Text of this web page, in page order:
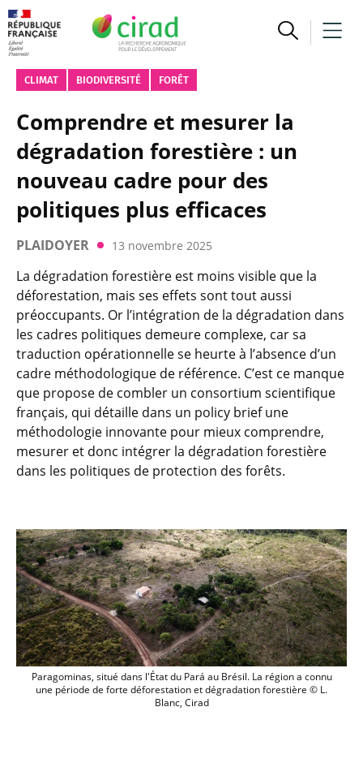
CLIMAT BIODIVERSITÉ FORÊT
Comprendre et mesurer la
dégradation forestière : un
nouveau cadre pour des
politiques plus efficaces
PLAIDOYER 13 novembre 2025
La dégradation forestière est moins visible que la
déforestation, mais ses effets sont tout aussi
préoccupants. Or l’intégration de la dégradation dans
les cadres politiques demeure complexe, car sa
traduction opérationnelle se heurte à l’absence d’un
cadre méthodologique de référence. C’est ce manque
que propose de combler un consortium scientifique
français, qui détaille dans un policy brief une
méthodologie innovante pour mieux comprendre,
mesurer et donc intégrer la dégradation forestière
dans les politiques de protection des forêts.
Paragominas, situé dans l'État du Pará
Paragominas, situé dans l'État du Pará au Brésil. La région a connu
une période de forte déforestation et dégradation forestière © L.
Blanc, Cirad